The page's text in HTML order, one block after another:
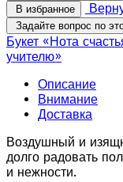
В избранное
Задайте вопрос по
Букет «Нота
учителю»
Описание
Внимание
Доставка
Воздушный и
долго радовать
и нежности.